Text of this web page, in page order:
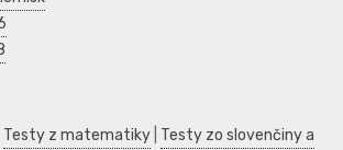
Testy z matematiky Testy zo slovenčiny a